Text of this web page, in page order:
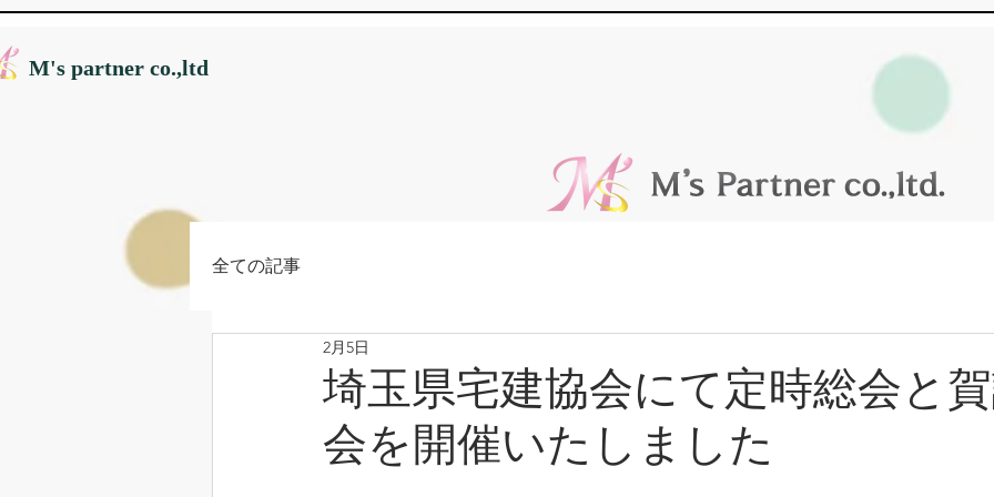
M's partner co.,ltd
全ての記事
埼玉県宅建協会にて定時総会と
会を開催いたしました
2月5日